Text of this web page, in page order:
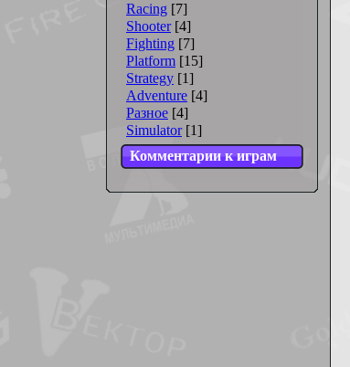
Racing [7]
Shooter [4]
Fighting [7]
Platform [15]
Strategy [1]
Adventure [4]
Разное [4]
Simulator [1]
Комментарии к играм